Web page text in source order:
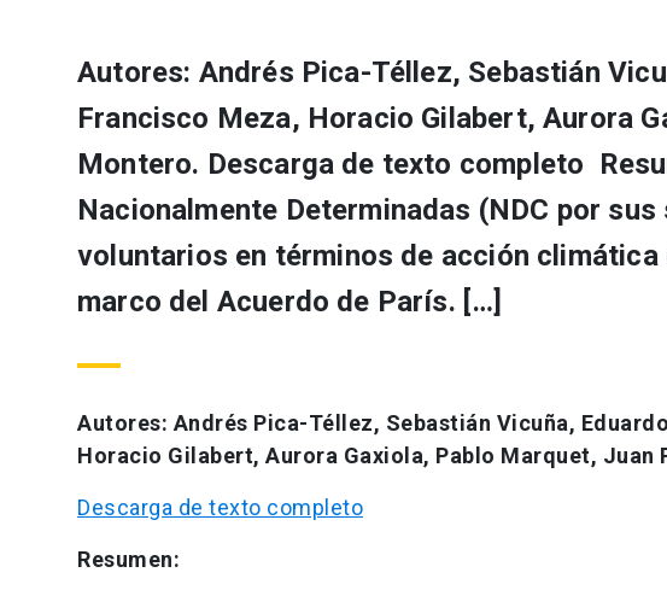
Autores: Andrés Pica-Téllez, Sebastián
Francisco Meza, Horacio Gilabert, Aurora
Montero. Descarga de texto completo
Nacionalmente Determinadas (NDC por
voluntarios en términos de acción
marco del Acuerdo de París. […]
Autores: Andrés Pica-Téllez, Sebastián Vicuña,
Horacio Gilabert, Aurora Gaxiola, Pablo Marquet, Juan
Descarga de texto completo
Resumen: